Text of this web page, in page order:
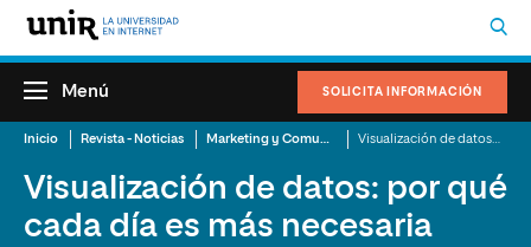
SOLICITA INFORMACIÓN
Menú
Inicio Revista - Noticias Marketing y Comunicación
Visualización de datos: por qué
cada día es más necesaria